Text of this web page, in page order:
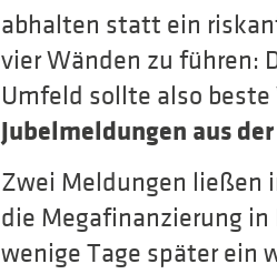
abhalten statt ein
vier Wänden zu führen:
Umfeld sollte also
Jubelmeldungen aus
Zwei Meldungen ließen
die Megafinanzierung in
wenige Tage später ein